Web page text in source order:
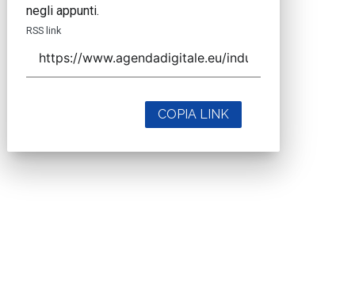
negli appunti.
RSS link
COPIA LINK